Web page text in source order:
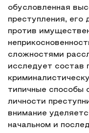
обусловленная
преступления, его
против
сложностями
исследует состав
типичные способы
личности
внимание
начальном и